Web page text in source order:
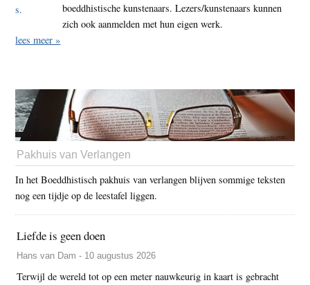
boeddhistische kunstenaars. Lezers/kunstenaars kunnen
zich ook aanmelden met hun eigen werk.
lees meer »
Pakhuis van Verlangen
In het Boeddhistisch pakhuis van verlangen blijven sommige teksten
nog een tijdje op de leestafel liggen.
Liefde is geen doen
Hans van Dam - 10 augustus 2026
Terwijl de wereld tot op een meter nauwkeurig in kaart is gebracht